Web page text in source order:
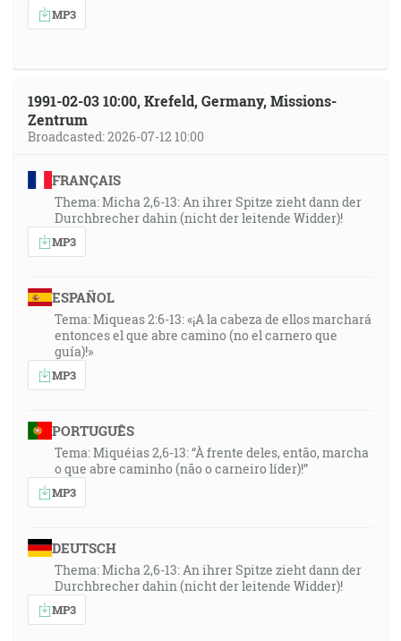
MP3
1991-02-03 10:00, Krefeld, Germany, Missions-
Zentrum
Broadcasted: 2026-07-12 10:00
FRANÇAIS
Thema: Micha 2,6-13: An ihrer Spitze zieht dann der
Durchbrecher dahin (nicht der leitende Widder)!
MP3
ESPAÑOL
Tema: Miqueas 2:6-13: «¡A la cabeza de ellos marchará
entonces el que abre camino (no el carnero que
guía)!»
MP3
PORTUGUÊS
Tema: Miquéias 2,6-13: “À frente deles, então, marcha
o que abre caminho (não o carneiro líder)!”
MP3
DEUTSCH
Thema: Micha 2,6-13: An ihrer Spitze zieht dann der
Durchbrecher dahin (nicht der leitende Widder)!
MP3